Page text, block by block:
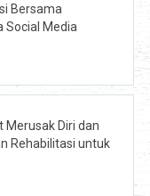
Bersama
Social Media
Merusak Diri dan
Rehabilitasi untuk